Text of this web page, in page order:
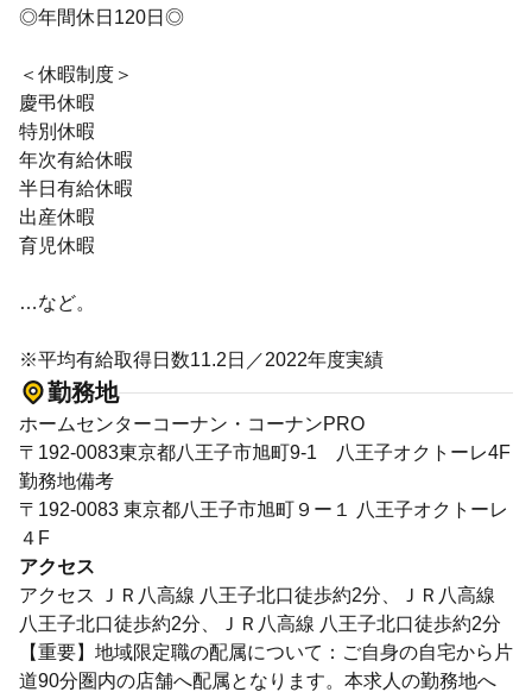
◎年間休日120日◎
＜休暇制度＞
慶弔休暇
特別休暇
年次有給休暇
半日有給休暇
出産休暇
育児休暇
…など。
※平均有給取得日数11.2日／2022年度実績
勤務地
ホームセンターコーナン・コーナンPRO
〒192-0083東京都八王子市旭町9-1 八王子オクトーレ4F
勤務地備考
〒192-0083 東京都八王子市旭町９ー１ 八王子オクトーレ
４F
アクセス
アクセス ＪＲ八高線 八王子北口徒歩約2分、ＪＲ八高線
八王子北口徒歩約2分、ＪＲ八高線 八王子北口徒歩約2分
【重要】地域限定職の配属について：ご自身の自宅から片
道90分圏内の店舗へ配属となります。本求人の勤務地へ